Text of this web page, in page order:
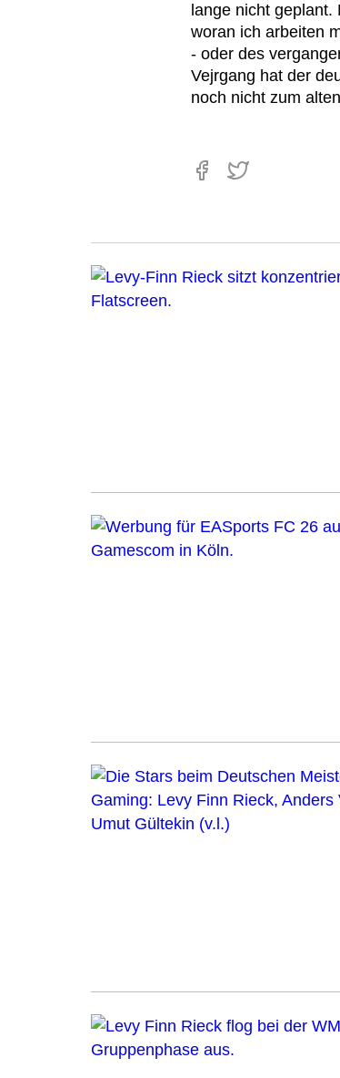
lange nicht
woran ich arbeiten
- oder des
Vejrgang hat der
noch nicht zum